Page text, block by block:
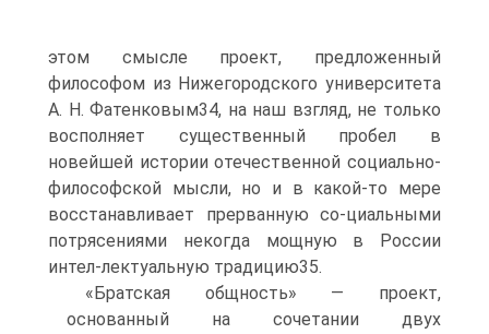
этом смысле проект, предложенный
философом из Нижегородского университета
А. Н. Фатенковым34, на наш взгляд, не только
восполняет существенный пробел в
новейшей истории отечественной социально-
философской мысли, но и в какой-то мере
восстанавливает прерванную со-циальными
потрясениями некогда мощную в России
интел-лектуальную традицию35.
«Братская общность» — проект,
основанный на сочетании двух